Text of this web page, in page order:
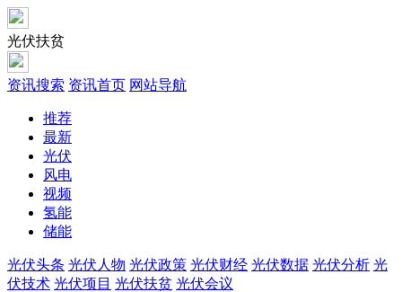
光伏扶贫
资讯搜索 资讯首页 网站导航
推荐
最新
光伏
风电
视频
氢能
储能
光伏头条 光伏人物 光伏政策 光伏财经 光伏数据 光伏分析 光
伏技术 光伏项目 光伏扶贫 光伏会议